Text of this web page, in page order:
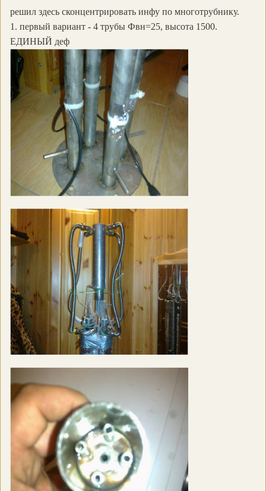
решил здесь сконцентрировать инфу по многотрубнику.
1. первый вариант - 4 трубы Фвн=25, высота 1500.
ЕДИНЫЙ деф